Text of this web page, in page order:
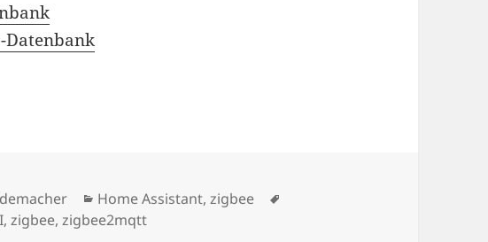
Kategorien
Home Assistant,zigbee
,zigbee,zigbee2mqtt